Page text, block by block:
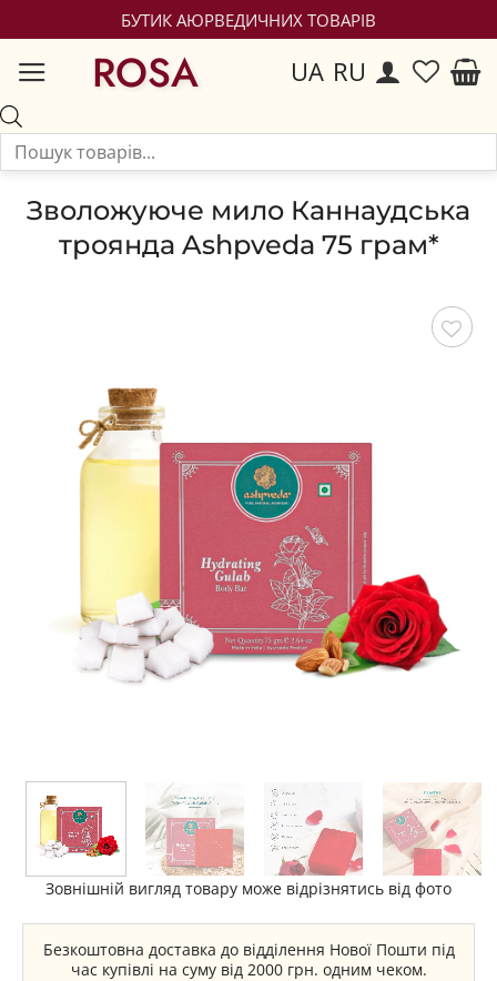
БУТИК АЮРВЕДИЧНИХ ТОВАРІВ
ROSA UA RU
Зволожуюче мило Каннаудська
троянда Ashpveda 75 грам*
Зовнішній вигляд товару може відрізнятись від фото
Безкоштовна доставка до відділення Нової Пошти під
час купівлі на суму від 2000 грн. одним чеком.